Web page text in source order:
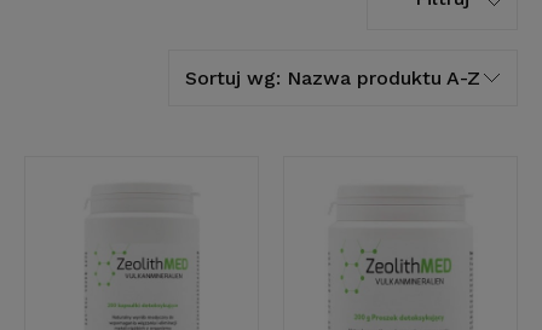
Sortuj wg: Nazwa produktu A-Z